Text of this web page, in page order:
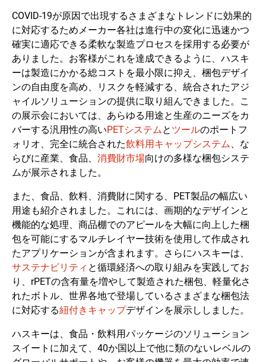
COVID-19が原因で出現するさまざまなトレンドに効果的
に対応するためメーカー各社は進行中の変化に迅速かつ
確実に適応できる柔軟な製造プロセスを採用する必要が
ありました。お客様がこれを達成できるように、ハスキ
ーは製造にかかる総コストを最小限に抑え、梱包デザイ
ンの自由度を高め、リスクを軽減する、統合されたアジ
ャイルソリューションの提供に取り組んできました。こ
の展示会においては、あらゆる用途と生産のニーズをカ
バーする汎用性の高いPETシステムと ツールのポートフ
ォリオ、完全に統合された飲料用キャップシステム、な
らびに産業、食品、 消費財市場向けの多様な梱包システ
ムが展示されました。
また、食品、飲料、消費財に関する、PET製品の幅広い
用途も紹介されました。これには、画期的なデザインと
機能的な処理、商品棚でのアピールを大幅に向上した梱
包を可能にするマルチレイヤー技術を使用して作成され
たアプリケーションが含まれます。さらにハスキーは、
サステナビリティ と循環経済への取り組みを実践してお
り、rPETの含有量を増やして製造された梱包、軽量化さ
れたボトル、世界各地で登場しているさまざまな梱包法
に対応する紐付きキャップデザインを展示ししました。
ハスキーは、食品・飲料用パッケージのソリューション
スイートに加えて、40か国以上で他に類のないレベルの